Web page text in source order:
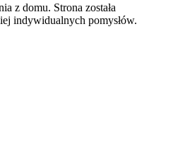
z domu. Strona została
indywidualnych pomysłów.